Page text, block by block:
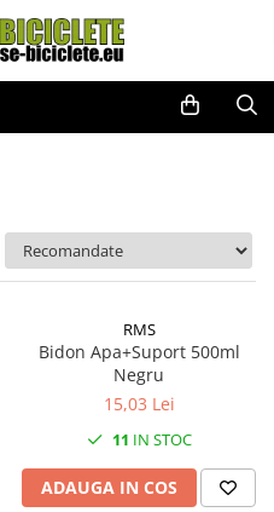
RMS
Bidon Apa+Suport 500ml
Negru
15,03 Lei
11 IN STOC
ADAUGA IN COS